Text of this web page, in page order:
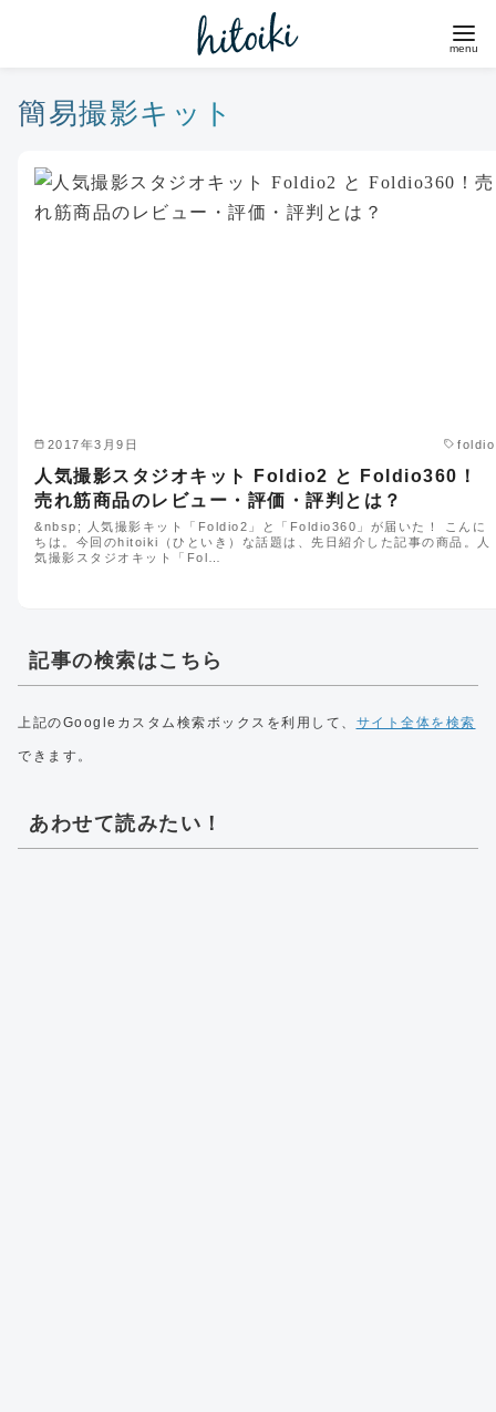
簡易撮影キット
2017年3月9日 foldio
人気撮影スタジオキット Foldio2 と Foldio360！
売れ筋商品のレビュー・評価・評判とは？
&nbsp; 人気撮影キット「Foldio2」と「Foldio360」が届いた！ こんに
ちは。今回のhitoiki（ひといき）な話題は、先日紹介した記事の商品。人
気撮影スタジオキット「Fol…
記事の検索はこちら
上記のGoogleカスタム検索ボックスを利用して、 サイト全体を検索
できます。
あわせて読みたい！